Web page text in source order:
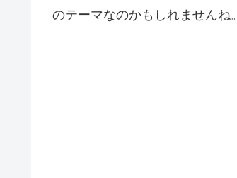
のテーマなのかもしれませんね。